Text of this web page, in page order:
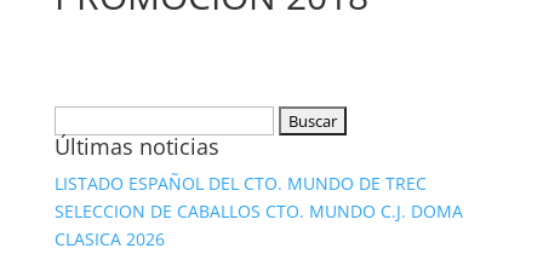
Últimas noticias
LISTADO ESPAÑOL DEL CTO. MUNDO DE TREC
SELECCION DE CABALLOS CTO. MUNDO C.J. DOMA
CLASICA 2026